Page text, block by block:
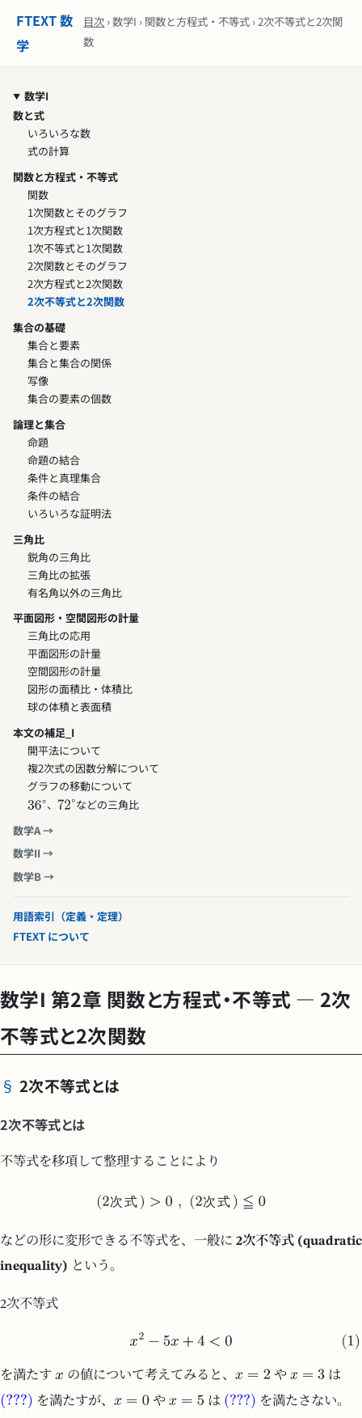
FTEXT 数
学
目次 › 数学I › 関数と方程式・不等式 › 2次不等式と2次関
数
数学I
数と式
いろいろな数
式の計算
関数と方程式・不等式
関数
1次関数とそのグラフ
1次方程式と1次関数
1次不等式と1次関数
2次関数とそのグラフ
2次方程式と2次関数
2次不等式と2次関数
集合の基礎
集合と要素
集合と集合の関係
写像
集合の要素の個数
論理と集合
命題
命題の結合
条件と真理集合
条件の結合
いろいろな証明法
三角比
鋭角の三角比
三角比の拡張
有名角以外の三角比
平面図形・空間図形の計量
三角比の応用
平面図形の計量
空間図形の計量
図形の面積比・体積比
球の体積と表面積
本文の補足_I
開平法について
複2次式の因数分解について
グラフの移動について
、
などの三角比
数学A →
数学II →
数学B →
用語索引（定義・定理）
FTEXT について
数学I 第2章 関数と方程式・不等式 — 2次
不等式と2次関数
2次不等式とは
2次不等式とは
不等式を移項して整理することにより
次式 次式
などの形に変形できる不等式を、一般に 2次不等式 (quadratic
inequality) という。
2次不等式
を満たす の値について考えてみると、 や
は
を満たすが、
や は を満たさない。